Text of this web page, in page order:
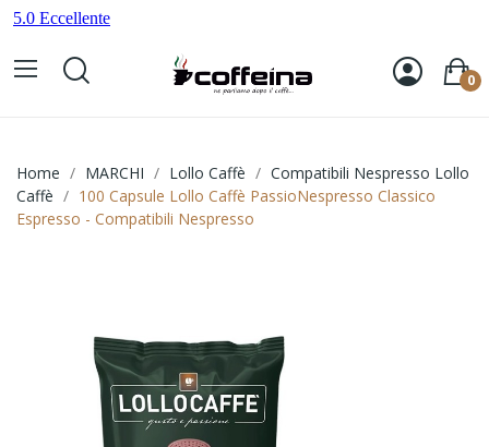
0
Home MARCHI Lollo Caffè
Compatibili Nespresso Lollo
Caffè
100 Capsule Lollo Caffè PassioNespresso Classico
Espresso - Compatibili Nespresso